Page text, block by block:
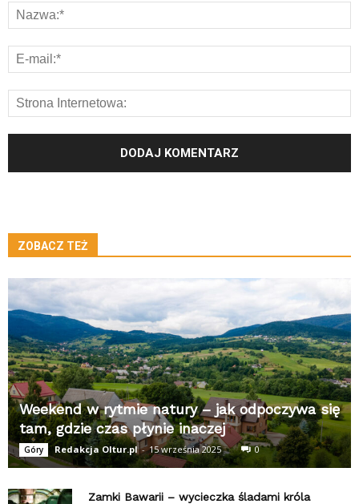
ZOBACZ TEŻ
Weekend w rytmie natury – jak odpoczywa się
tam, gdzie czas płynie inaczej
Góry Redakcja Oltur.pl - 15 września 2025 0
Zamki Bawarii – wycieczka śladami króla